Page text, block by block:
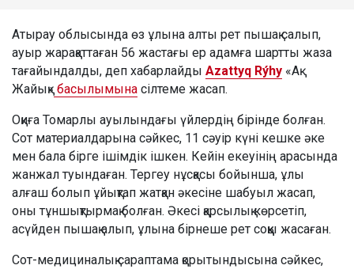
Атырау облысында өз ұлына алты рет пышақ салып,
ауыр жарақаттаған 56 жастағы ер адамға шартты жаза
тағайындалды, деп хабарлайды Azattyq Rýhy «Ақ
Жайық»басылымына сілтеме жасап.
Оқиға Томарлы ауылындағы үйлердің бірінде болған.
Сот материалдарына сәйкес, 11 сәуір күні кешке әке
мен бала бірге ішімдік ішкен. Кейін екеуінің арасында
жанжал туындаған. Тергеу нұсқасы бойынша, ұлы
алғаш болып ұйықтап жатқан әкесіне шабуыл жасап,
оны тұншықтырмақ болған. Әкесі қарсылық көрсетіп,
асүйден пышақ алып, ұлына бірнеше рет соққы жасаған.
Сот-медициналық сараптама қорытындысына сәйкес,